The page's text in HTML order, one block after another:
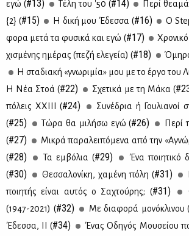
εγώ (#13) Τέ­λη του '50 (#14)
Πε­ρί
{2} (#15) Η δι­κή μου Έδεσ­σα (#16)
Ο
φο­ρα με­τά τα φυ­σι­κά και εγώ (#17)
χι­σμέ­νης ημέ­ρας (πε­ζή ελε­γεία) (#18)
Η στα­δια­κή «γνω­ρι­μία» μου με το έρ­γο του
Η Νέα Στοά (#22) Σχε­τι­κά με τη Μά­κα (
πό­λεις ΧΧΙ­ΙΙ (#24)
Συ­νέ­δρια ή Γου­λια­νοί
(#25) Τώ­ρα θα μι­λή­σω εγώ (#26)
Πε­ρί
(#27)
Μι­κρά πα­ρα­λει­πό­με­να από την
(#28) Τα εμ­βό­λια (#29)
Ένα ποι­η­τι­κό
(#30) Θεσ­σα­λο­νί­κη, χα­μέ­νη πό­λη (#31)
ποι­η­τής εί­ναι αυ­τός ο Σα­χτού­ρης; (#31)
(1947-2021) (#32) Με δια­φο­ρά μο­νό­κλι­νου (
Έδεσ­σα, ΙΙ (#34)
Ένας Οδη­γός Μου­σεί­ου